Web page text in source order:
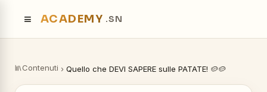
≡ ACADEMY .SN
Contenuti › Quello che DEVI SAPERE sulle PATATE! 🥔🥔